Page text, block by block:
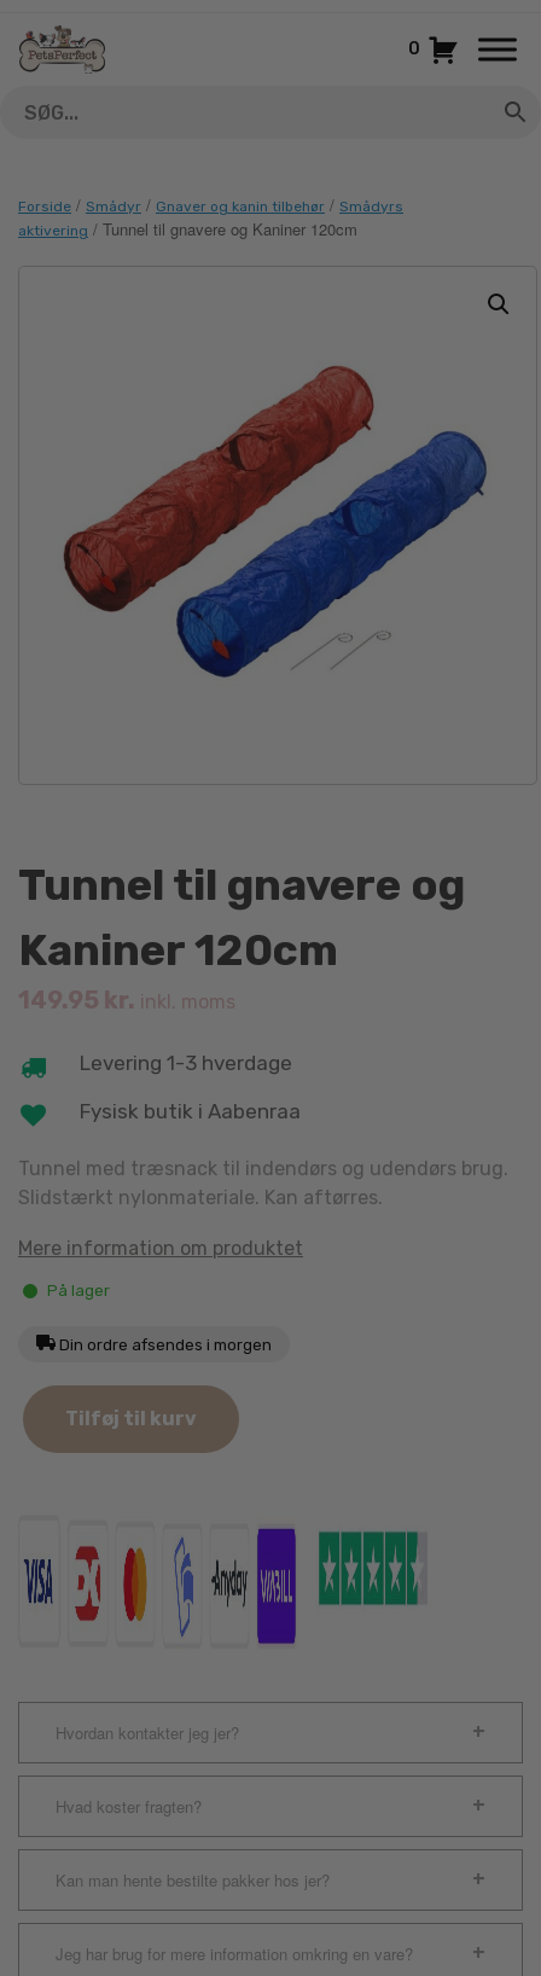
indhold
0
Forside / Smådyr / Gnaver og kanin tilbehør / Smådyrs
aktivering / Tunnel til gnavere og Kaniner 120cm
Tunnel til gnavere og
Kaniner 120cm
149.95 kr. inkl. moms
Levering 1-3 hverdage
Fysisk butik i Aabenraa
Tunnel med træsnack til indendørs og udendørs brug.
Slidstærkt nylonmateriale. Kan aftørres.
Mere information om produktet
På lager
Din ordre afsendes i morgen
Tunnel
til
gnavere
Tilføj til kurv
Hvordan kontakter jeg jer?
Hvad koster fragten?
Kan man hente bestilte pakker hos jer?
Jeg har brug for mere information omkring en vare?